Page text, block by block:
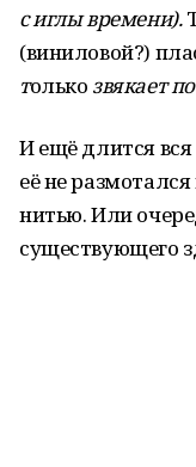
с иглы времени).
(виниловой?)
только звякает
И ещё длится вся
её не
нитью. Или
существующего